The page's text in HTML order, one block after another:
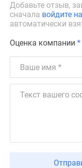
Добавьте отзыв,
сначала войдите
автоматически
Оценка компании *